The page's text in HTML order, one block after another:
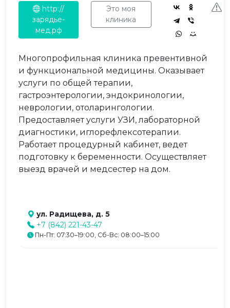
http://
зарядье-
мед.рф
Это моя
клиника
Многопрофильная клиника превентивной
и функциональной медицины. Оказывает
услуги по общей терапии,
гастроэнтерологии, эндокринологии,
неврологии, отоларингологии.
Предоставляет услуги УЗИ, лабораторной
диагностики, иглорефлексотерапии.
Работает процедурный кабинет, ведет
подготовку к беременности. Осуществляет
выезд врачей и медсестер на дом.
ул. Радищева, д. 5
+7 (842) 221-43-47
Пн-Пт: 07:30–19:00, Сб-Вс: 08:00–15:00